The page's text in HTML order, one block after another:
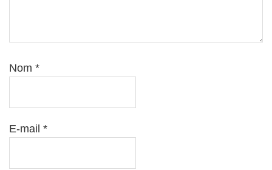
Nom *
E-mail *